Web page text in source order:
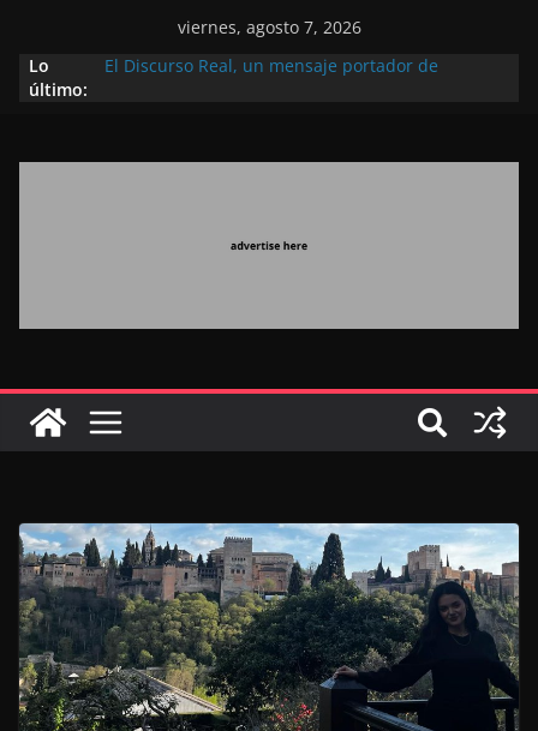
viernes, agosto 7, 2026
Lo
último:
El Discurso Real, un mensaje portador de
Extranjero: al servicio de los grandes proyectos de
Marruecos gracias a una visión estratégica
destinada a consolidar la posición de Marruecos
en una economía mundial competitiva (politólogo
marroquí-estadounidense)